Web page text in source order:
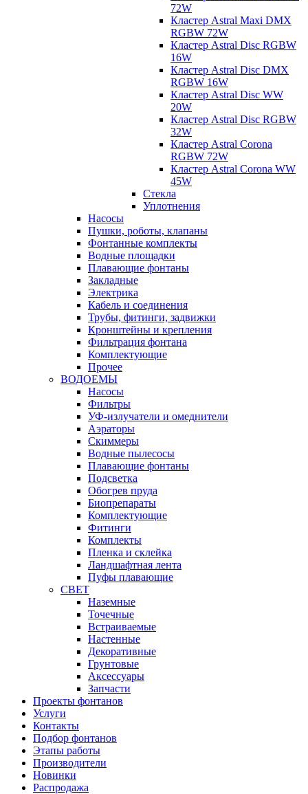
72W
Кластер Astral Maxi DMX
RGBW 72W
Кластер Astral Disc RGBW
16W
Кластер Astral Disc DMX
RGBW 16W
Кластер Astral Disc WW
20W
Кластер Astral Disc RGBW
32W
Кластер Astral Corona
RGBW 72W
Кластер Astral Corona WW
45W
Стекла
Уплотнения
Насосы
Пушки, роботы, клапаны
Фонтанные комплекты
Водные площадки
Плавающие фонтаны
Закладные
Электрика
Кабель и соединения
Трубы, фитинги, задвижки
Кронштейны и крепления
Фильтрация фонтана
Комплектующие
Прочее
ВОДОЕМЫ
Насосы
Фильтры
УФ-излучатели и омеднители
Аэраторы
Cкиммеры
Водные пылесосы
Плавающие фонтаны
Подсветка
Обогрев пруда
Биопрепараты
Комплектующие
Фитинги
Комплекты
Пленка и склейка
Ландшафтная лента
Пуфы плавающие
СВЕТ
Наземные
Точечные
Встраиваемые
Настенные
Декоративные
Грунтовые
Аксессуары
Запчасти
Проекты фонтанов
Услуги
Контакты
Подбор фонтанов
Этапы работы
Производители
Новинки
Распродажа